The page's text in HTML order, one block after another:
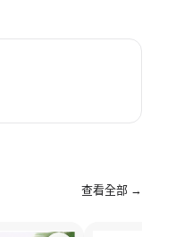
查看全部 →